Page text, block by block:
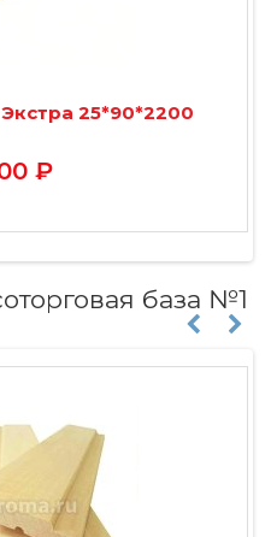
25*90*2200
₽
база №1